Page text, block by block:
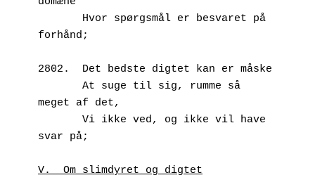
forhånd;
2802.  Det bedste digtet kan er måske
meget af det,
svar på;
V.  Om slimdyret og digtet